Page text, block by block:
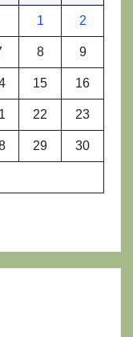
1 2
8 9
15 16
22 23
29 30